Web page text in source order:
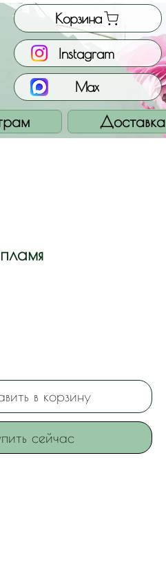
Корзина
Max
Доставка
Instagram
в корзину
сейчас